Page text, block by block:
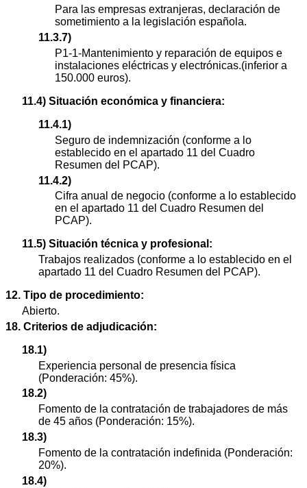
Para las empresas extranjeras, declaración de
sometimiento a la legislación española.
11.3.7)
P1-1-Mantenimiento y reparación de equipos e
instalaciones eléctricas y electrónicas.(inferior a
150.000 euros).
11.4) Situación económica y financiera:
11.4.1)
Seguro de indemnización (conforme a lo
establecido en el apartado 11 del Cuadro
Resumen del PCAP).
11.4.2)
Cifra anual de negocio (conforme a lo establecido
en el apartado 11 del Cuadro Resumen del
PCAP).
11.5) Situación técnica y profesional:
Trabajos realizados (conforme a lo establecido en el
apartado 11 del Cuadro Resumen del PCAP).
12. Tipo de procedimiento:
Abierto.
18. Criterios de adjudicación:
18.1)
Experiencia personal de presencia física
(Ponderación: 45%).
18.2)
Fomento de la contratación de trabajadores de más
de 45 años (Ponderación: 15%).
18.3)
Fomento de la contratación indefinida (Ponderación:
20%).
18.4)